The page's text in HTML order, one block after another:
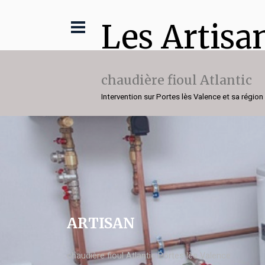
Les
chaudière fioul Atlantic
Intervention sur Portes lès Valence et sa région
ARTISAN
chaudière fioul Atlantic Portes lès Valence